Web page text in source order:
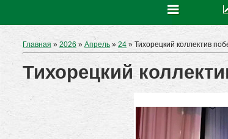
Главная »2026 » Апрель » 24 » Тихорецкий коллектив
Тихорецкий